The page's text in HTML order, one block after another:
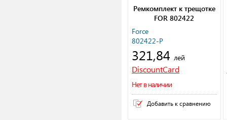
Ремкомплект к трещотке
FOR 802422
Force
802422-P
321,84 лей
DiscountCard
Нет в наличии
Добавить к сравнению